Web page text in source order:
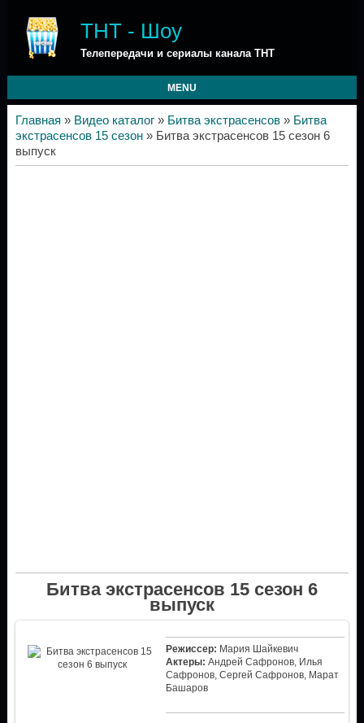
ТНТ - Шоу
Телепередачи и сериалы канала ТНТ
MENU
Главная » Видео каталог» Битва экстрасенсов» Битва
экстрасенсов 15 сезон» Битва экстрасенсов 15 сезон 6
выпуск
Битва экстрасенсов 15 сезон 6
выпуск
Режиссер: Мария Шайкевич
Актеры: Андрей Сафронов, Илья
Сафронов, Сергей Сафронов, Марат
Башаров